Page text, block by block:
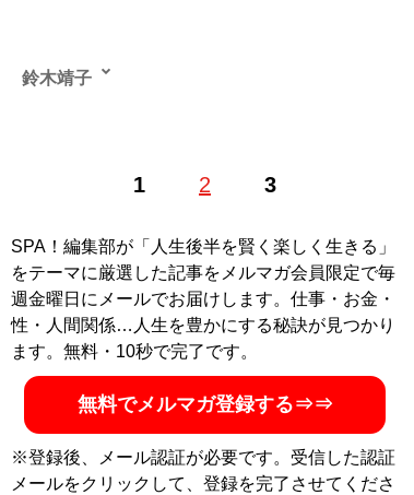
1 2 3
鈴木靖子
SPA！編集部が「人生後半を賢く楽しく生きる」
をテーマに厳選した記事をメルマガ会員限定で毎
週金曜日にメールでお届けします。仕事・お金・
性・人間関係…人生を豊かにする秘訣が見つかり
ます。無料・10秒で完了です。
無料でメルマガ登録する⇒⇒
※登録後、メール認証が必要です。受信した認証
メールをクリックして、登録を完了させてくださ